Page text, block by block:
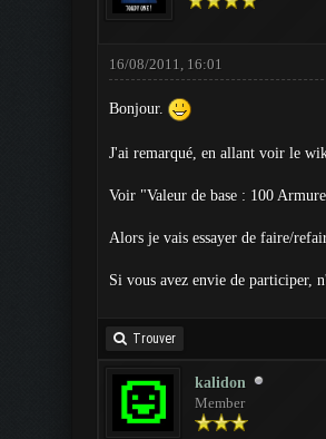
16/08/2011, 16:01
Bonjour.
J'ai remarqué, en allant voir le
Voir "Valeur de base : 100
Alors je vais essayer de faire/
Si vous avez envie de participer,
Trouver
kalidon
Member